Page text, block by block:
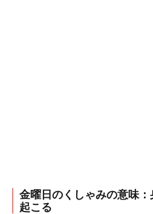
金曜日のくしゃみの意味
起こる